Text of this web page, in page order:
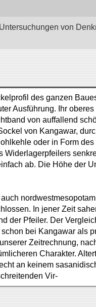
von
des ganzen
Ausführung. Ihr
von auffallend
von Kangawar,
oder in Form
ab. Die Höhe der
In jener Zeit
der Pfeiler. Der
bei Kangawar als
Zeitrechnung,
Charakter.
an keinem
Vir-